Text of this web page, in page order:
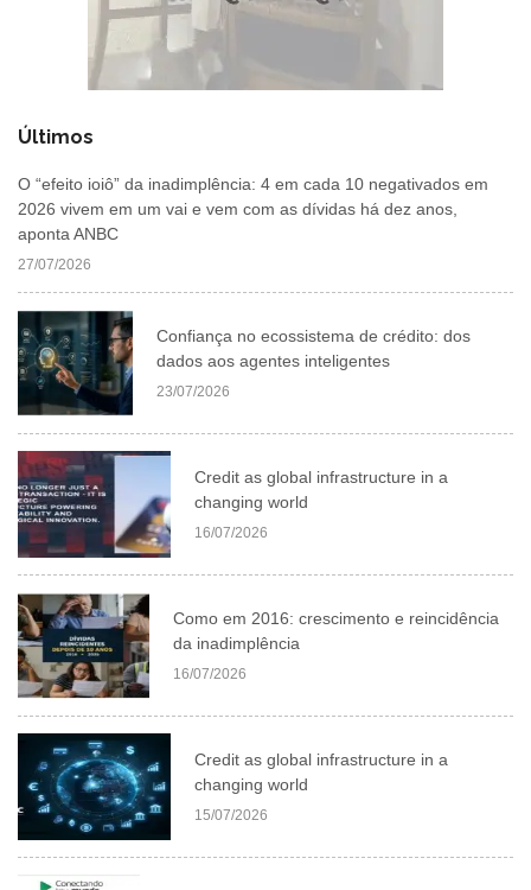
Últimos
O “efeito ioiô” da inadimplência: 4 em cada 10 negativados em
2026 vivem em um vai e vem com as dívidas há dez anos,
aponta ANBC
27/07/2026
Confiança no ecossistema de crédito: dos
dados aos agentes inteligentes
23/07/2026
Credit as global infrastructure in a
changing world
16/07/2026
Como em 2016: crescimento e reincidência
da inadimplência
16/07/2026
Credit as global infrastructure in a
changing world
15/07/2026